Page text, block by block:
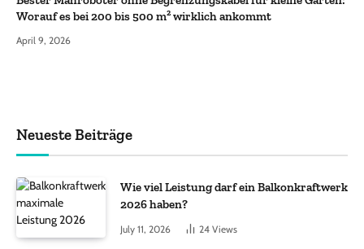
Worauf es bei 200 bis 500 m² wirklich ankommt
April 9, 2026
Neueste Beiträge
Wie viel Leistung darf ein Balkonkraftwerk
2026 haben?
July 11, 2026 24 Views